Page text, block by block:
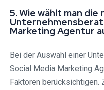
5. Wie wählt man die
Marketing Agentur
Bei der Auswahl einer
Social Media Marketing
Faktoren berücksichtigen.